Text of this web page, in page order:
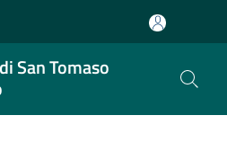
San Tomaso